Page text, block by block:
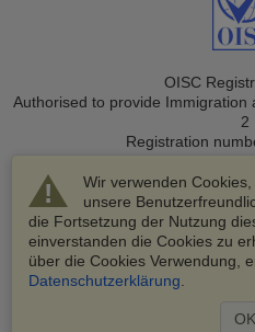
Wir verwenden
unsere
die Fortsetzung der Nutzung
einverstanden die Cookies zu
über die Cookies Verwendung,
Datenschutzerklärung
OK
OISC
Authorised to provide Immigration
2
Registration
© 2003-2026 VisaHQ.com,
VisaHQ und das VisaHQ-Logo